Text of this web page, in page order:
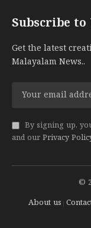
Subscribe to
Get the latest
Malayalam News..
By signing up,
and our Privacy
©
About us